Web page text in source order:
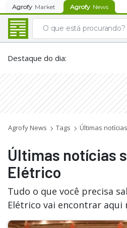
Agrofy Market Agrofy News
Destaque do dia:
Agrofy News Tags Últimas
Últimas notícias
Elétrico
Tudo o que você precisa
Elétrico vai encontrar aqui